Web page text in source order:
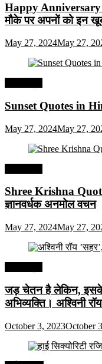
Happy Anniversary
मौके पर अपनों को इन
May 27, 2024May 27,
Sunset Quotes in
May 27, 2024May 27,
Shree Krishna
ज्ञानवर्धक अनमोल वचन
May 27, 2024May 27,
जड़ चेतन है लेकिन, इसके
अभिव्यक्ति। अश्विनी
October 3, 2023October